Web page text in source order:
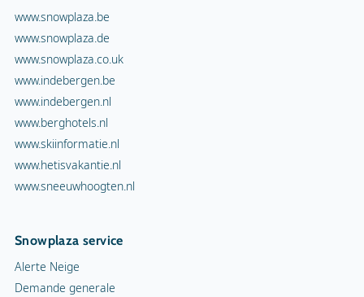
www.snowplaza.be
www.snowplaza.de
www.snowplaza.co.uk
www.indebergen.be
www.indebergen.nl
www.berghotels.nl
www.skiinformatie.nl
www.hetisvakantie.nl
www.sneeuwhoogten.nl
Snowplaza service
Alerte Neige
Demande generale